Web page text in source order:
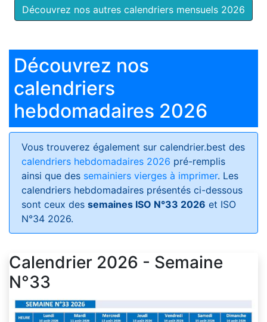
Découvrez nos autres calendriers mensuels 2026
Découvrez nos
calendriers
hebdomadaires 2026
Vous trouverez également sur calendrier.best des
calendriers hebdomadaires 2026 pré-remplis
ainsi que des semainiers vierges à imprimer. Les
calendriers hebdomadaires présentés ci-dessous
sont ceux des semaines ISO N°33 2026 et ISO
N°34 2026.
Calendrier 2026 - Semaine
N°33